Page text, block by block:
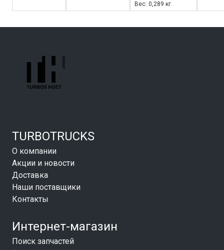
Вес: 0,289 кг.
TURBOTRUCKS
О компании
Акции и новости
Доставка
Наши поставщики
Контакты
Интернет-магазин
Поиск запчастей